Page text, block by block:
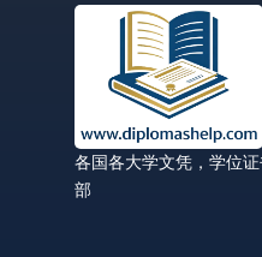
各国各大学文凭，学位
部